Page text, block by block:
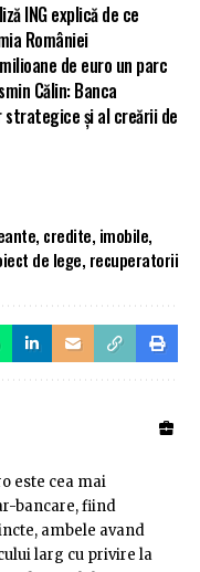
ING explică de ce
României
de euro un parc
Călin: Banca
și al creării de
, credite, imobile,
de lege, recuperatorii
este cea mai
bancare, fiind
ambele avand
larg cu privire la